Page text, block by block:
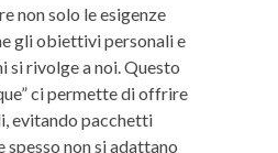
non solo le esigenze
gli obiettivi personali e
si rivolge a noi. Questo
ci permette di offrire
evitando pacchetti
non si adattano